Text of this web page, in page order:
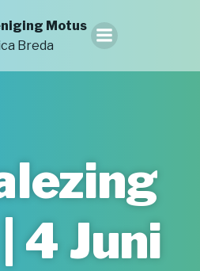
naar
de
Motus
Breda
4 Juni